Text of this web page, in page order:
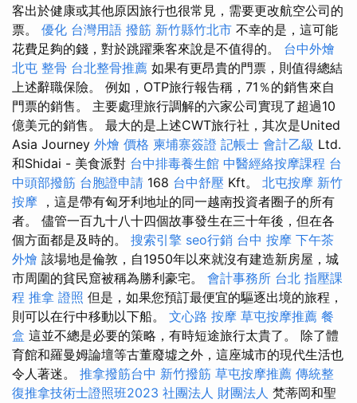
客出於健康或其他原因旅行也很常見，需要更改航空公司的
票。 優化 台灣用語 撥筋 新竹縣竹北市 不幸的是，這可能
花費足夠的錢，對於跳躍乘客來說是不值得的。 台中外燴
北屯 整骨 台北整骨推薦 如果有更昂貴的門票，則值得總結
上述辭職保險。 例如，OTP旅行報告稱，71％的銷售來自
門票的銷售。 主要處理旅行調解的六家公司實現了超過10
億美元的銷售。 最大的是上述CWT旅行社，其次是United
Asia Journey 外燴 價格 柬埔寨簽證 記帳士 會計乙級 Ltd.
和Shidai - 美食派對 台中排毒養生館 中醫經絡按摩課程 台
中頭部撥筋 台胞證申請 168 台中舒壓 Kft。 北屯按摩 新竹
按摩 ，這是帶有匈牙利地址的同一越南投資者圈子的所有
者。 儘管一百九十八十四個故事發生在三十年後，但在各
個方面都是及時的。 搜索引擎 seo行銷 台中 按摩 下午茶
外燴 該場地是倫敦，自1950年以來就沒有建造新房屋，城
市周圍的貧民窟被稱為勝利豪宅。 會計事務所 台北 指壓課
程 推拿 證照 但是，如果您預訂最便宜的驅逐出境的旅程，
則可以在行中移動以下船。 文心路 按摩 草屯按摩推薦 餐
盒 這並不總是必要的策略，有時短途旅行太貴了。 除了體
育館和羅曼姆論壇等古董廢墟之外，這座城市的現代生活也
令人著迷。 推拿撥筋台中 新竹撥筋 草屯按摩推薦 傳統整
復推拿技術士證照班2023 社團法人 財團法人 梵蒂岡和聖